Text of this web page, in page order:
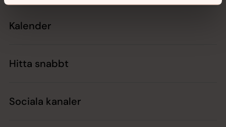
Kalender
Hitta snabbt
Sociala kanaler